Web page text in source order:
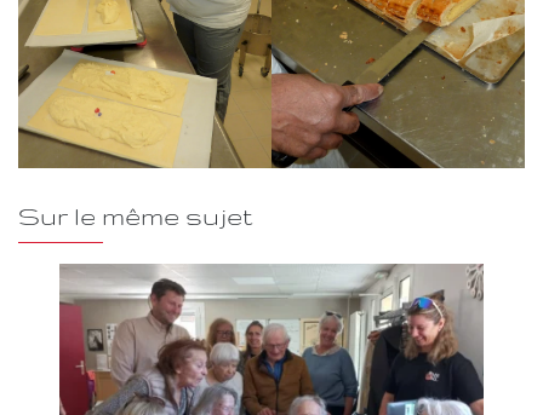
Sur le même sujet